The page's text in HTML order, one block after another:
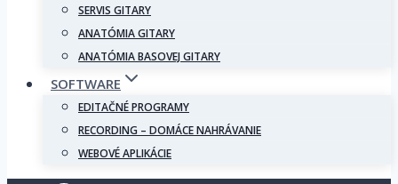
SERVIS GITARY
ANATÓMIA GITARY
ANATÓMIA BASOVEJ GITARY
SOFTWARE
EDITAČNÉ PROGRAMY
RECORDING – DOMÁCE NAHRÁVANIE
WEBOVÉ APLIKÁCIE